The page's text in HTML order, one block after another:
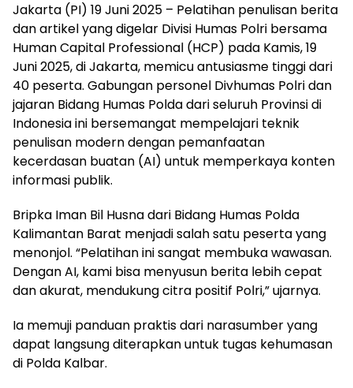
Jakarta (PI) 19 Juni 2025 – Pelatihan penulisan berita
dan artikel yang digelar Divisi Humas Polri bersama
Human Capital Professional (HCP) pada Kamis, 19
Juni 2025, di Jakarta, memicu antusiasme tinggi dari
40 peserta. Gabungan personel Divhumas Polri dan
jajaran Bidang Humas Polda dari seluruh Provinsi di
Indonesia ini bersemangat mempelajari teknik
penulisan modern dengan pemanfaatan
kecerdasan buatan (AI) untuk memperkaya konten
informasi publik.
Bripka Iman Bil Husna dari Bidang Humas Polda
Kalimantan Barat menjadi salah satu peserta yang
menonjol. “Pelatihan ini sangat membuka wawasan.
Dengan AI, kami bisa menyusun berita lebih cepat
dan akurat, mendukung citra positif Polri,” ujarnya.
Ia memuji panduan praktis dari narasumber yang
dapat langsung diterapkan untuk tugas kehumasan
di Polda Kalbar.